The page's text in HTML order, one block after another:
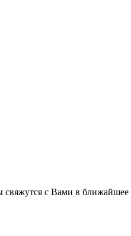
с Вами в ближайшее